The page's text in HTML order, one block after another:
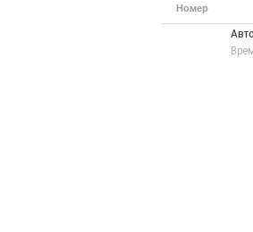
Номер
маршрута